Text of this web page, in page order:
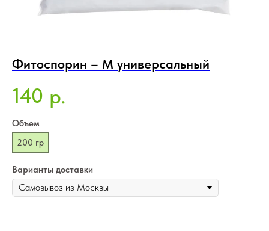
Фитоспорин – М универсальный
140 р.
Объем
200 гр
Варианты доставки